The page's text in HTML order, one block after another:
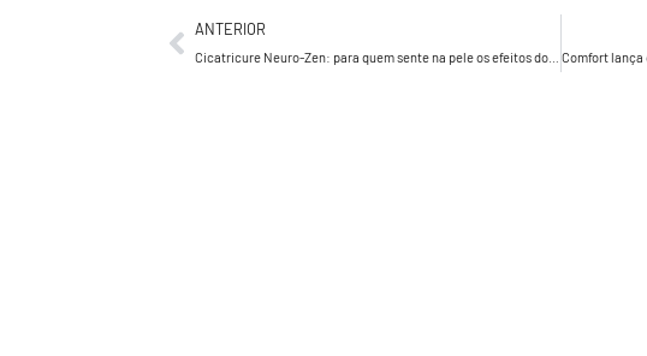
ANTERIOR